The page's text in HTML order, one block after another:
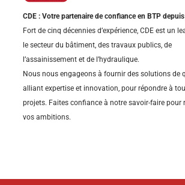
CDE : Votre partenaire de confiance en BTP
Fort de cinq décennies d’expérience, CDE est un
le secteur du bâtiment, des travaux publics, de
l’assainissement et de l’hydraulique.
Nous nous engageons à fournir des solutions de
alliant expertise et innovation, pour répondre à
projets. Faites confiance à notre savoir-faire pour
vos ambitions.